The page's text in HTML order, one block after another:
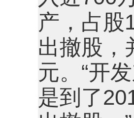
产，占股
出撤股，
元。“开
是到了